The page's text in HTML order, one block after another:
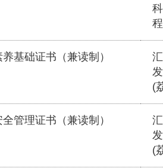
基础证书（兼读制）
(
管理证书（兼读制）
(